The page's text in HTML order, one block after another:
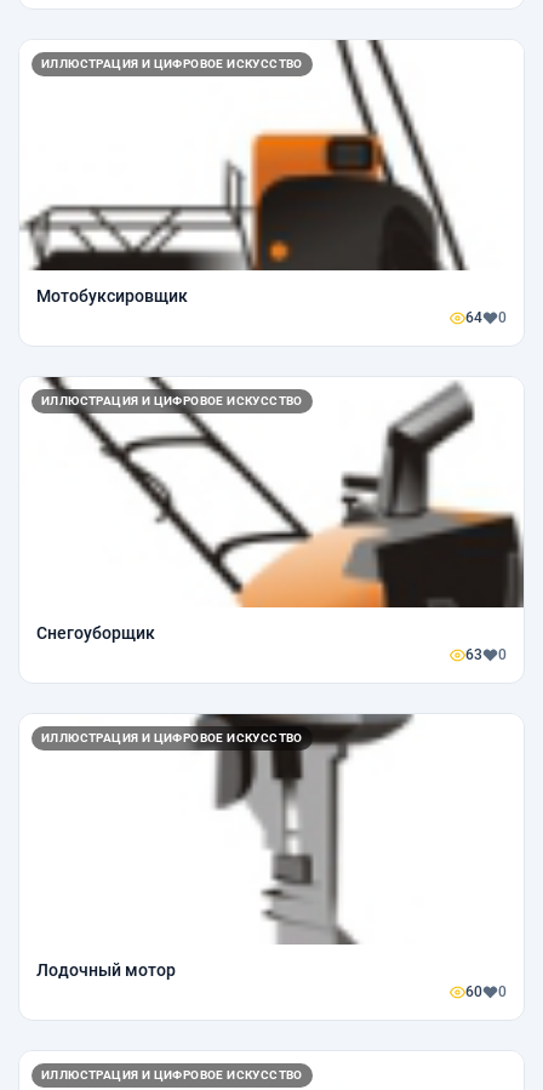
ИЛЛЮСТРАЦИЯ И ЦИФРОВОЕ ИСКУССТВО
Мотобуксировщик
64 0
ИЛЛЮСТРАЦИЯ И ЦИФРОВОЕ ИСКУССТВО
Снегоуборщик
63 0
ИЛЛЮСТРАЦИЯ И ЦИФРОВОЕ ИСКУССТВО
Лодочный мотор
60 0
ИЛЛЮСТРАЦИЯ И ЦИФРОВОЕ ИСКУССТВО